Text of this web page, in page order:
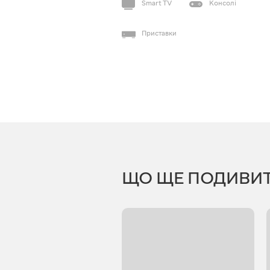
Smart TV Консолі
Приставки
ЩО ЩЕ